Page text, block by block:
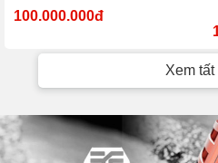
100.000.000đ
Xem tất